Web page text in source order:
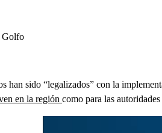
Golfo
han sido “legalizados” con la
en la región como para las